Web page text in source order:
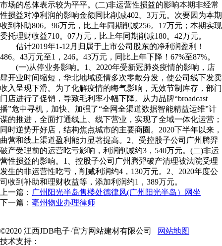
市场的总体表示较为平平。(二)非运营性损益的影响本期非经常
性损益对净利润的影响金额同比削减402。3万元。次要因为本期
收到补助806。96万元，比上年同期削减256。17万元；本期实现
委托理财收益710。07万元，比上年同期削减180。42万元。
估计2019年1-12月归属于上市公司股东的净利润盈利！
486。43万元至1，246。43万元，同比上年下降！67%至87%。
(一)从停业务影响。1、2020年受新冠肺炎疫情的影响，店
肆开业时间缩短，华北地域疫情多次零散分发，使公司线下发卖
收入呈现下滑。为了化解疫情的晦气影响，无效节制库存，部门
门店进行了促销，导致毛利率小幅下降。从力品牌“broadcast
播”危中寻机，加快、加强了“全网全渠道数据智能精益运维”计
谋的推进，全面打通线上、线下营业，实现了全域一体化运营；
同时逆势开好店，结构焦点城市的主要商圈。2020下半年以来，
曲营和线上渠道盈利能力显著提高。2、受控股子公司广州腾羿
破产受理前的运营吃亏影响，利润削减约3，540万元。(二)非运
营性损益的影响。1、控股子公司广州腾羿破产清理被法院受理
发生的非运营性吃亏，削减利润约4，130万元。2、2020年度公
司收到补助和理财收益等，添加利润约1，389万元。
上一篇： 广州阳光半岛售楼处德律风(广州阳光半岛）网坐
下一篇： 亳州物业办理律师
©2020 江西JDB电子·官方网站建材有限公司
网站地图
技术支持：